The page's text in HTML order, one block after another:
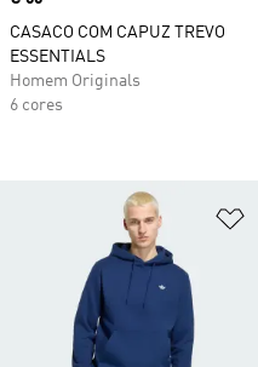
CASACO COM CAPUZ TREVO
ESSENTIALS
Homem Originals
6 cores